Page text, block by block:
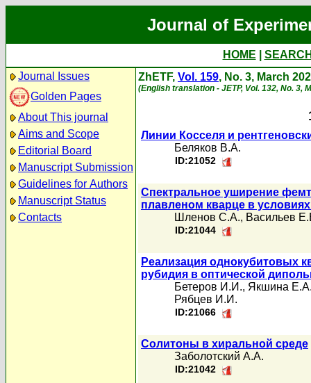
Journal of
HOME
Journal Issues
Golden Pages
About This journal
Aims and Scope
Editorial Board
Manuscript Submission
Guidelines for Authors
Manuscript Status
Contacts
ZhETF, Vol. 159, No. 3, March
(English translation - JETP, Vol. 132, No. 3,
Линии Косселя и
Беляков В.А.
ID:21052
Спектральное уширение
плавленом кварце в
Шленов С.А., Васильев
ID:21044
Реализация однокубитовых
рубидия в оптической
Бетеров И.И., Якшина
Рябцев И.И.
ID:21066
Солитоны в хиральной среде
Заболотский А.А.
ID:21042